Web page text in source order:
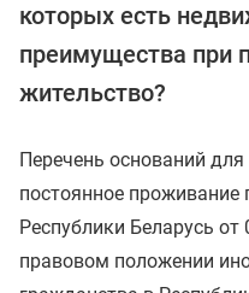
которых есть
преимущества при
жительство?
Перечень оснований
постоянное проживание
Республики Беларусь
правовом положении